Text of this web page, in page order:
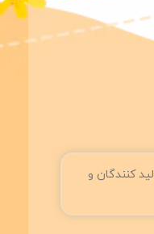
کنندگان و